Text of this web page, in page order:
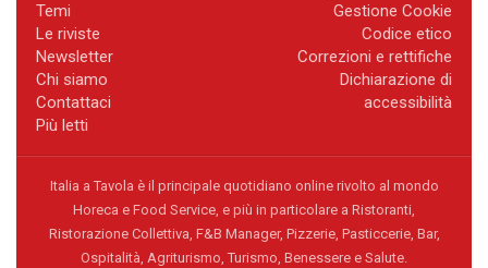
Temi
Le riviste
Newsletter
Chi siamo
Contattaci
Più letti
Gestione Cookie
Codice etico
Correzioni e rettifiche
Dichiarazione di
accessibilità
Italia a Tavola è il principale quotidiano online rivolto al mondo
Horeca e Food Service, e più in particolare a Ristoranti,
Ristorazione Collettiva, F&B Manager, Pizzerie, Pasticcerie, Bar,
Ospitalità, Agriturismo, Turismo, Benessere e Salute.